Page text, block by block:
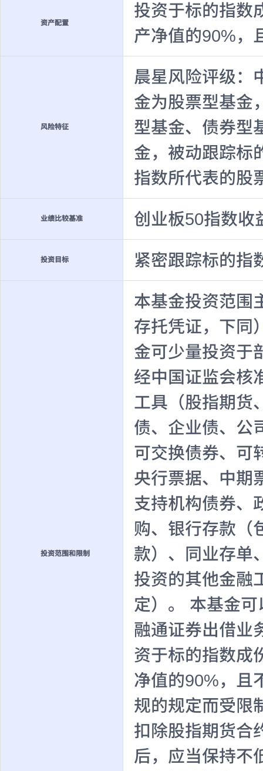
资产配置
投资于标的指数
产净值的90%，
风险特征
晨星风险评级：
金为股票型基金
型基金、债券型
金，被动跟踪标
指数所代表的股
业绩比较基准 创业板50指数收
投资目标 紧密跟踪标的指
投资范围和限制
本基金投资范围
存托凭证，下同
金可少量投资于
经中国证监会核
工具（股指期货
债、企业债、公
可交换债券、可
央行票据、中期
支持机构债券、
购、银行存款（
款）、同业存单
投资的其他金融
定）。 本基金
融通证券出借业
资于标的指数成
净值的90%，且
规的规定而受限
扣除股指期货合
后，应当保持不